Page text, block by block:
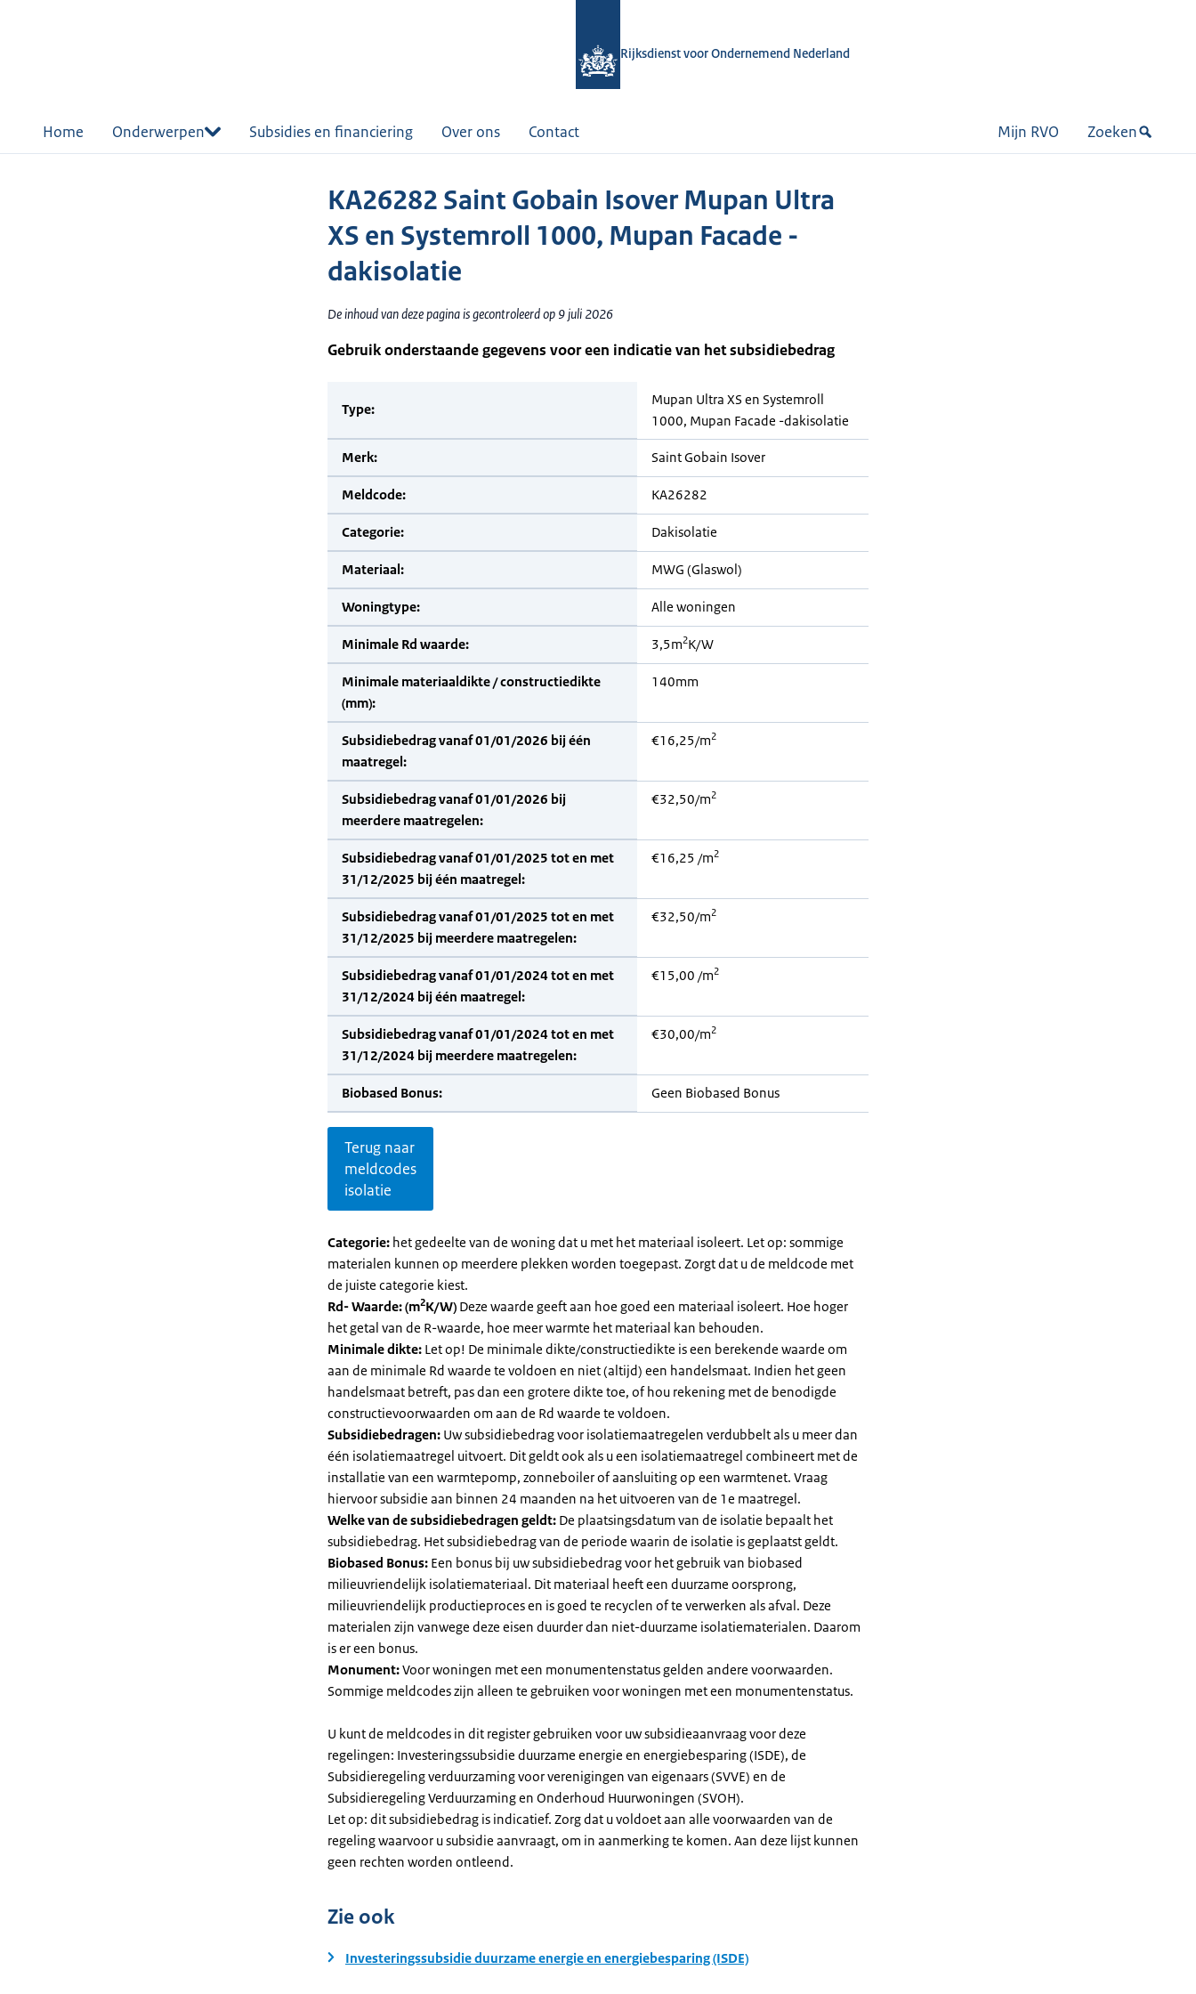
Rijksdienst voor Ondernemend Nederland
Home Onderwerpen Subsidies en financiering Over ons Contact Mijn RVO Zoeken
KA26282 Saint Gobain Isover Mupan Ultra
XS en Systemroll 1000, Mupan Facade -
dakisolatie
De inhoud van deze pagina is gecontroleerd op 9 juli 2026
Gebruik onderstaande gegevens voor een indicatie van het subsidiebedrag
Type:
Mupan Ultra XS en Systemroll
1000, Mupan Facade -dakisolatie
Merk: Saint Gobain Isover
Meldcode: KA26282
Categorie: Dakisolatie
Materiaal: MWG (Glaswol)
Woningtype: Alle woningen
Minimale Rd waarde: 3,5m2K/W
Minimale materiaaldikte / constructiedikte
(mm):
140mm
Subsidiebedrag vanaf 01/01/2026 bij één
maatregel:
€16,25/m2
Subsidiebedrag vanaf 01/01/2026 bij
meerdere maatregelen:
€32,50/m2
Subsidiebedrag vanaf 01/01/2025 tot en met
31/12/2025 bij één maatregel:
€16,25 /m2
Subsidiebedrag vanaf 01/01/2025 tot en met
31/12/2025 bij meerdere maatregelen:
€32,50/m2
Subsidiebedrag vanaf 01/01/2024 tot en met
31/12/2024 bij één maatregel:
€15,00 /m2
Subsidiebedrag vanaf 01/01/2024 tot en met
31/12/2024 bij meerdere maatregelen:
€30,00/m2
Biobased Bonus: Geen Biobased Bonus
Terug naar
meldcodes
isolatie
Categorie: het gedeelte van de woning dat u met het materiaal isoleert. Let op: sommige
materialen kunnen op meerdere plekken worden toegepast. Zorgt dat u de meldcode met
de juiste categorie kiest.
Rd- Waarde: (m2K/W) Deze waarde geeft aan hoe goed een materiaal isoleert. Hoe hoger
het getal van de R-waarde, hoe meer warmte het materiaal kan behouden.
Minimale dikte: Let op! De minimale dikte/constructiedikte is een berekende waarde om
aan de minimale Rd waarde te voldoen en niet (altijd) een handelsmaat. Indien het geen
handelsmaat betreft, pas dan een grotere dikte toe, of hou rekening met de benodigde
constructievoorwaarden om aan de Rd waarde te voldoen.
Subsidiebedragen: Uw subsidiebedrag voor isolatiemaatregelen verdubbelt als u meer dan
één isolatiemaatregel uitvoert. Dit geldt ook als u een isolatiemaatregel combineert met de
installatie van een warmtepomp, zonneboiler of aansluiting op een warmtenet. Vraag
hiervoor subsidie aan binnen 24 maanden na het uitvoeren van de 1e maatregel.
Welke van de subsidiebedragen geldt: De plaatsingsdatum van de isolatie bepaalt het
subsidiebedrag. Het subsidiebedrag van de periode waarin de isolatie is geplaatst geldt.
Biobased Bonus: Een bonus bij uw subsidiebedrag voor het gebruik van biobased
milieuvriendelijk isolatiemateriaal. Dit materiaal heeft een duurzame oorsprong,
milieuvriendelijk productieproces en is goed te recyclen of te verwerken als afval. Deze
materialen zijn vanwege deze eisen duurder dan niet-duurzame isolatiematerialen. Daarom
is er een bonus.
Monument:Voor woningen met een monumentenstatus gelden andere voorwaarden.
Sommige meldcodes zijn alleen te gebruiken voor woningen met een monumentenstatus.
U kunt de meldcodes in dit register gebruiken voor uw subsidieaanvraag voor deze
regelingen: Investeringssubsidie duurzame energie en energiebesparing (ISDE), de
Subsidieregeling verduurzaming voor verenigingen van eigenaars (SVVE) en de
Subsidieregeling Verduurzaming en Onderhoud Huurwoningen (SVOH).
Let op: dit subsidiebedrag is indicatief. Zorg dat u voldoet aan alle voorwaarden van de
regeling waarvoor u subsidie aanvraagt, om in aanmerking te komen. Aan deze lijst kunnen
geen rechten worden ontleend.
Zie ook
Investeringssubsidie duurzame energie en energiebesparing (ISDE)